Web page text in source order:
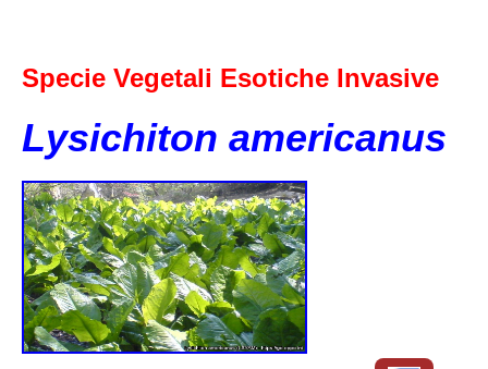
Specie Vegetali Esotiche Invasive
Lysichiton americanus